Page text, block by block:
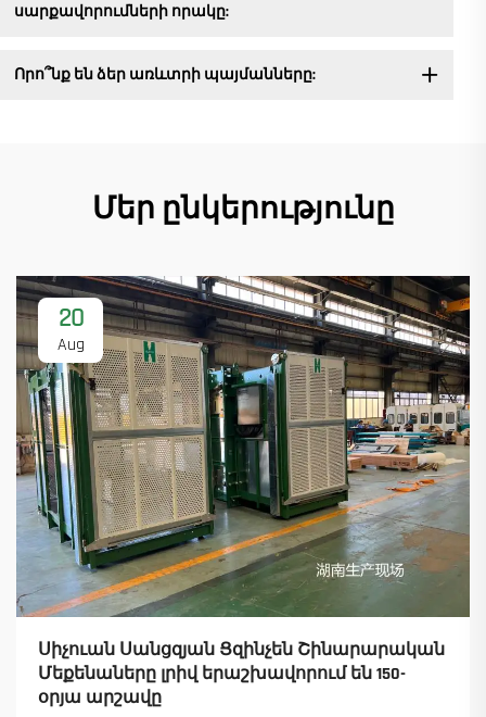
սարքավորումների որակը:
Որո՞նք են ձեր առևտրի պայմանները:
Մեր ընկերությունը
20
Aug
Սիչուան Սանցզյան Ցզինչեն Շինարարական
Մեքենաները լրիվ երաշխավորում են 150-
օրյա արշավը